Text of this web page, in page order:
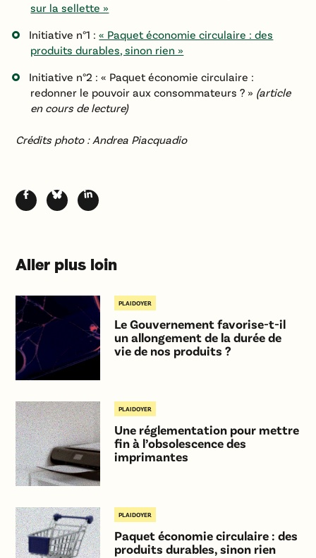
sur la sellette »
Initiative n°1 :« Paquet économie circulaire : des
produits durables, sinon rien »
Initiative n°2 : « Paquet économie circulaire :
redonner le pouvoir aux consommateurs ? » (article
en cours de lecture)
Crédits photo : Andrea Piacquadio
Aller plus loin
PLAIDOYER
Le Gouvernement favorise-t-il
un allongement de la durée de
vie de nos produits ?
PLAIDOYER
Une réglementation pour mettre
fin à l’obsolescence des
imprimantes
PLAIDOYER
Paquet économie circulaire : des
produits durables, sinon rien